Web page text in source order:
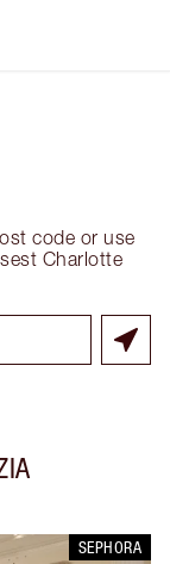
code or use
Charlotte
SEPHORA